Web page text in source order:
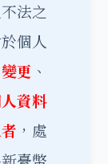
法之
個人
變更 、
資料
，處